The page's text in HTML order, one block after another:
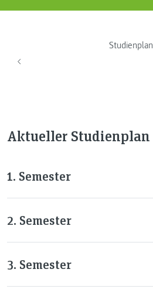
Studienplan
Aktueller Studienplan
1. Semester
2. Semester
3. Semester